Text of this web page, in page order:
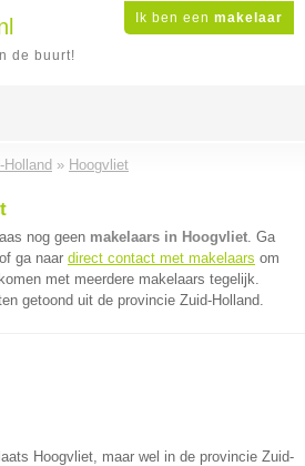
Ik ben een makelaar
de buurt!
Holland » Hoogvliet
nog geen makelaars in Hoogvliet. Ga
of ga naar direct contact met makelaars om
met meerdere makelaars tegelijk.
getoond uit de provincie Zuid-Holland.
Hoogvliet, maar wel in de provincie Zuid-